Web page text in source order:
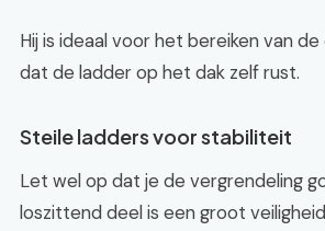
Hij is ideaal voor het bereiken van
dat de ladder op het dak zelf rust.
Steile ladders voor stabiliteit
Let wel op dat je de vergrendeling
loszittend deel is een groot